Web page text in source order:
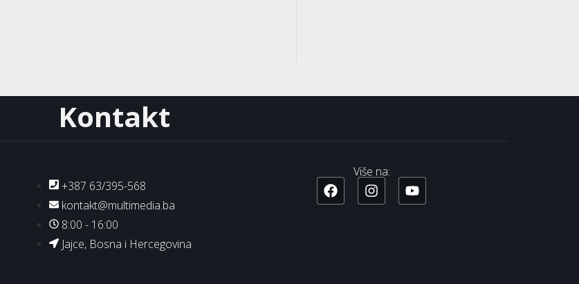
Kontakt
+387 63/395-568
kontakt@multimedia.ba
8:00 - 16:00
Jajce, Bosna i Hercegovina
Više na: